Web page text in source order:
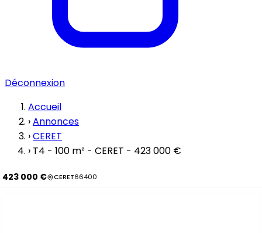
Déconnexion
Accueil
›Annonces
›CERET
› T4 - 100 m² - CERET - 423 000 €
423 000 € CERET66400